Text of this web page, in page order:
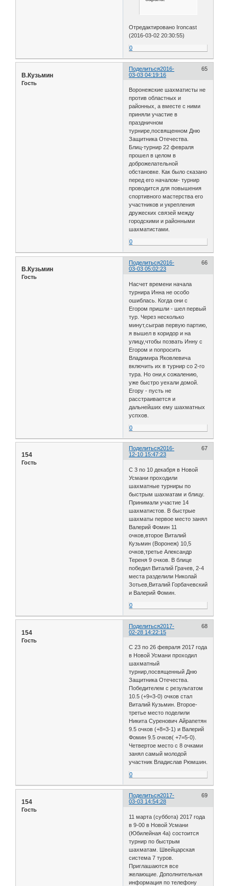
Отредактировано Ironcast
(2016-03-02 20:30:55)
0
Поделиться 65
2016-
03-03 04:19:16
В.Кузьмин
Гость
Воронежские шахматисты не
против областных и
районных, а вместе с ними
приняли участие в
праздничном
турнире,посвященном Дню
Защитника Отечества.
Блиц-турнир 22 февраля
прошел в целом в
доброжелательной
обстановке. Как было сказано
перед его началом- турнир
проводится для повышения
спортивного мастерства его
участников и укрепления
дружеских связей между
городскими и районными
шахматистами.
0
Поделиться 66
2016-
03-03 05:02:23
В.Кузьмин
Гость
Насчет времени начала
турнира Инна не особо
ошиблась. Когда они с
Егором пришли - шел первый
тур. Через несколько
минут,сыграв первую партию,
я вышел в коридор и на
улицу,чтобы позвать Инну с
Егором и попросить
Владимира Яковлевича
включить их в турнир со 2-го
тура. Но они,к сожалению,
уже быстро уехали домой.
Егору - пусть не
расстраивается и
дальнейших ему шахматных
успхов.
0
Поделиться 67
2016-
12-10 15:47:23
154
Гость
С 3 по 10 декабря в Новой
Усмани проходили
шахматные турниры по
быстрым шахматам и блицу.
Принимали участие 14
шахматистов. В быстрые
шахматы первое место занял
Валерий Фомин 11
очков,второе Виталий
Кузьмин (Воронеж) 10,5
очков,третье Александр
Тереня 9 очков. В блице
победил Виталий Грачев, 2-4
места разделили Николай
Зотьев,Виталий Горбачевский
и Валерий Фомин.
0
Поделиться 68
2017-
02-28 14:22:15
154
Гость
С 23 по 26 февраля 2017 года
в Новой Усмани проходил
шахматный
турнир,посвященный Дню
Защитника Отечества.
Победителем с результатом
10.5 (+9=3-0) очков стал
Виталий Кузьмин. Второе-
третье место поделили
Никита Суренович Айрапетян
9.5 очков (+8=3-1) и Валерий
Фомин 9.5 очков( +7=5-0).
Четвертое место с 8 очками
занял самый молодой
участник Владислав Рюмшин.
0
Поделиться 69
2017-
03-03 14:54:28
154
Гость
11 марта (суббота) 2017 года
в 9-00 в Новой Усмани
(Юбилейная 4а) состоится
турнир по быстрым
шахматам. Швейцарская
система 7 туров.
Приглашаются все
желающие. Дополнительная
информация по телефону